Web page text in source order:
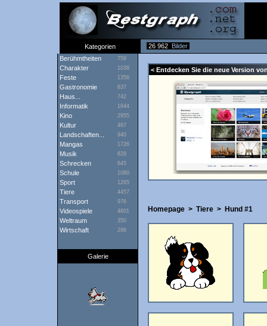
Kategorien 26 962 Bilder
Berühmtheiten
759
Charakter 1038
Feste 1356
Gastronomie 837
Haus... 742
Informatik 1644
Kino 2955
Kultur 467
Landschaften... 940
Mangas 1726
Musik 828
Schrecken 645
Schule 1080
Sport 1265
Tiere 4457
Transport 976
Videospiele 4601
Weltraum 350
Wirtschaft 296
Galerie
< Entdecken Sie die neue Version
Homepage > Tiere > Hund #1